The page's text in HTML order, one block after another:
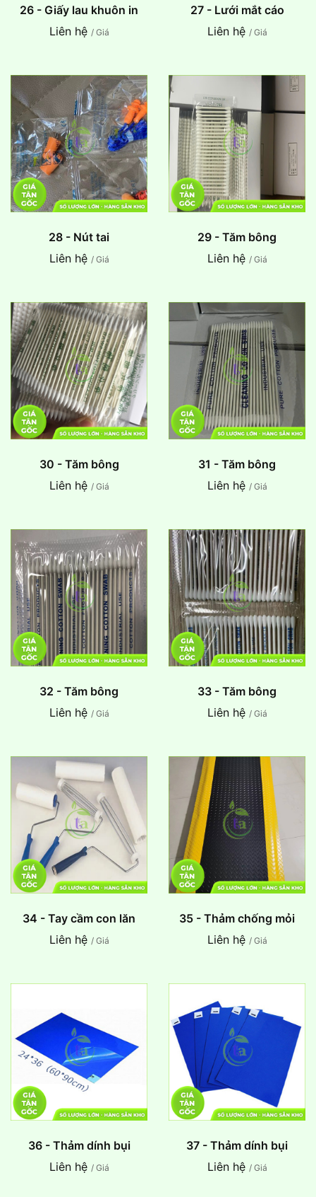
26 - Giấy lau khuôn in
Liên hệ / Giá
27 - Lưới mắt cáo
Liên hệ / Giá
28 - Nút tai
Liên hệ / Giá
29 - Tăm bông
Liên hệ / Giá
30 - Tăm bông
Liên hệ / Giá
31 - Tăm bông
Liên hệ / Giá
32 - Tăm bông
Liên hệ / Giá
33 - Tăm bông
Liên hệ / Giá
34 - Tay cầm con lăn
Liên hệ / Giá
35 - Thảm chống mỏi
Liên hệ / Giá
36 - Thảm dính bụi
Liên hệ / Giá
37 - Thảm dính bụi
Liên hệ / Giá